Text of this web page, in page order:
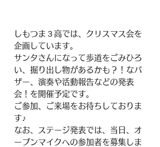
しもつま３高では、クリスマス会を
企画しています。
サンタさんになって歩道をごみひろ
い、掘り出し物があるかも？！なバ
ザー、演奏や活動報告などの発表
会！を開催予定です。
ご参加、ご来場をお待ちしておりま
す♪
なお、ステージ発表では、当日、オ
ープンマイクへの参加者を募集しま